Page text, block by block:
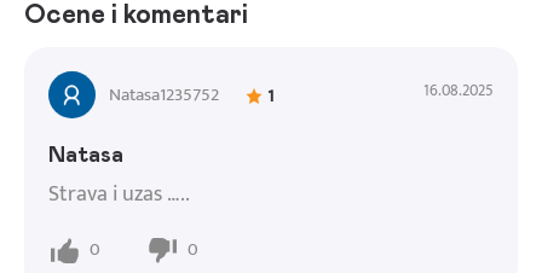
Ocene i komentari
Natasa1235752 1 16.08.2025
Natasa
Strava i uzas …..
0 0